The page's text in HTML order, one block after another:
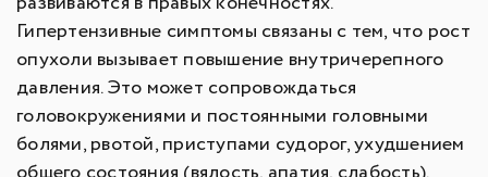
Гипертензивные симптомы связаны с тем, что рост
опухоли вызывает повышение внутричерепного
давления. Это может сопровождаться
головокружениями и постоянными головными
болями, рвотой, приступами судорог, ухудшением